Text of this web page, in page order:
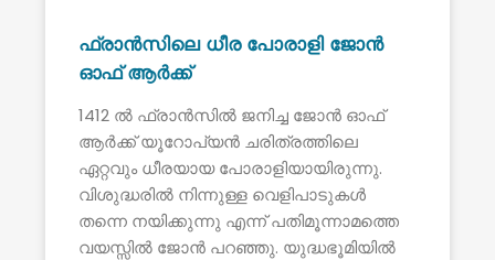
ഫ്രാൻസിലെ ധീര പോരാളി ജോൻ
ഓഫ് ആർക്ക്
1412 ൽ ഫ്രാൻസിൽ ജനിച്ച ജോൻ ഓഫ്
ആർക്ക് യൂറോപ്യൻ ചരിത്രത്തിലെ
ഏറ്റവും ധീരയായ പോരാളിയായിരുന്നു.
വിശുദ്ധരിൽ നിന്നുള്ള വെളിപാടുകൾ
തന്നെ നയിക്കുന്നു എന്ന് പതിമൂന്നാമത്തെ
വയസ്സിൽ ജോൻ പറഞ്ഞു. യുദ്ധഭൂമിയിൽ